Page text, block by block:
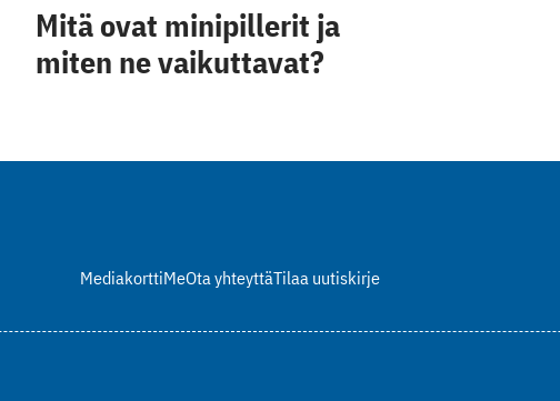
Mitä ovat minipillerit ja
miten ne vaikuttavat?
MediakorttiMeOta yhteyttäTilaa uutiskirje